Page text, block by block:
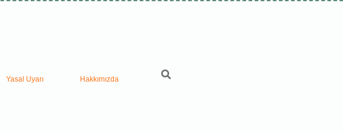
Yasal Uyarı Hakkımızda